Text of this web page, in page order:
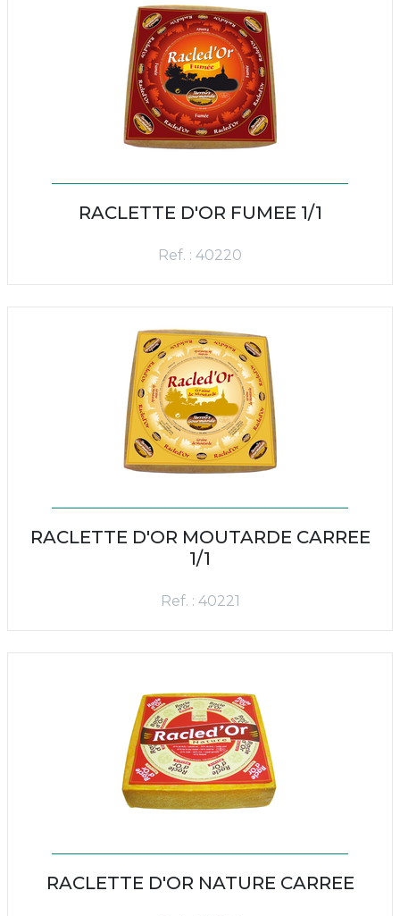
RACLETTE D'OR FUMEE 1/1
Ref. : 40220
RACLETTE D'OR MOUTARDE CARREE
1/1
Ref. : 40221
RACLETTE D'OR NATURE CARREE